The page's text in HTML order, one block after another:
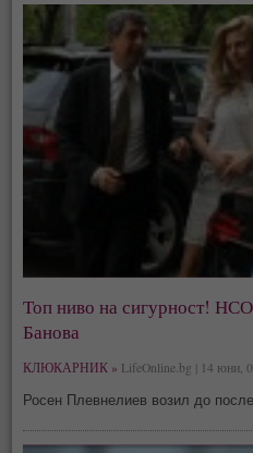
Топ ниво на сигурност!
Банова
КЛЮКАРНИК » LifeOnline.bg | 14 юни,
Росен Плевнелиев возил до